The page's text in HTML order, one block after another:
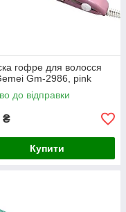
гофре для волосся
Gm-2986, pink
до відправки
₴
Купити